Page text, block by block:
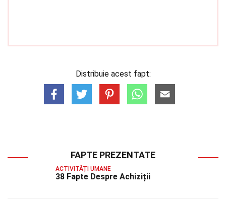
Distribuie acest fapt:
FAPTE PREZENTATE
ACTIVITĂȚI UMANE
38 Fapte Despre Achiziții